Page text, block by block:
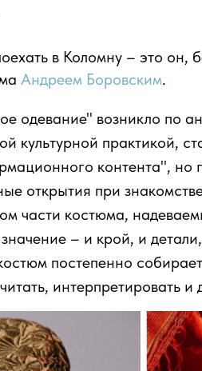
в Коломну – это он,
Андреем Боровским.
одевание" возникло по
культурной практикой,
контента", но
открытия при
части костюма,
– и крой, и
постепенно
интерпретировать